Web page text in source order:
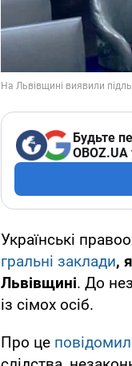
Будьте
OBOZ.UA
Українські
гральні заклади,
Львівщині. До
із сімох осіб.
Про це